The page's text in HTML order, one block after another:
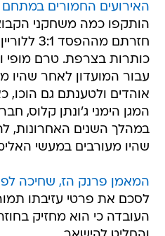
האירועים החמורים במתחם
הותקפו כמה משחקני
חזרתם
כותרות בצרפת. טרם מופי
עבור המועדון לאחר שהיו
אוהדים ולטענתם גם הוכו,
המגן הימני ג'ונתן קלוס,
במהלך השנים האחרונות,
שהיו מעורבים במעשי
המאמן פרנק הז, שחיכה
לסכם את פרטי עזיבתו